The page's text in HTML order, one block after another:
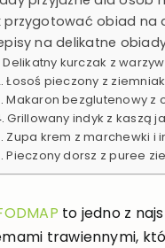
przygotować obiad na
na delikatne
Delikatny kurczak z
Łosoś pieczony z
Makaron bezglutenowy z
Grillowany indyk z kaszą
Zupa krem z marchewki i
Pieczony dorsz z puree
to jedno z
trawiennymi,